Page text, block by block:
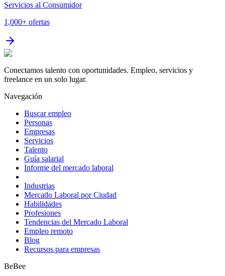
Servicios al Consumidor
1,000+ ofertas
Conectamos talento con oportunidades. Empleo, servicios y
freelance en un solo lugar.
Navegación
Buscar empleo
Personas
Empresas
Servicios
Talento
Guía salarial
Informe del mercado laboral
Industrias
Mercado Laboral por Ciudad
Habilidades
Profesiones
Tendencias del Mercado Laboral
Empleo remoto
Blog
Recursos para empresas
BeBee